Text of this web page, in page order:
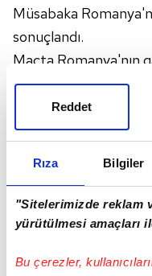
Rıza Bilgiler
"Sitelerimizde reklam
yürütülmesi amaçları
Bu çerezler,
Reddet
Müsabaka
sonuçlandı.
Maçta Romanya'nın
Stanciu, 52. dakikada
Dragus kaydetti.
Romanya bu
Romanya gruptaki
karşıya gelecek.
İŞTE MAÇIN ÖZETİ: